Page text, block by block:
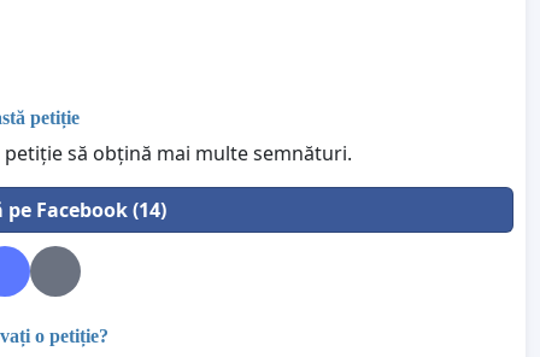
petiție
petiție să obțină mai multe semnături.
pe Facebook (14)
o petiție?